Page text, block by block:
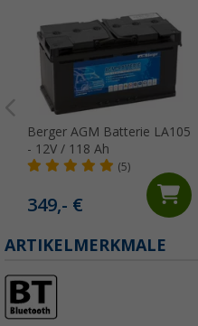
Berger AGM Batterie LA105
- 12V / 118 Ah
(5)
349,- €
ARTIKELMERKMALE